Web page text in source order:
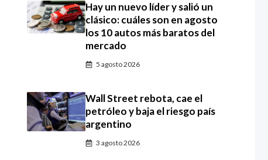
Hay un nuevo líder y salió un
clásico: cuáles son en agosto
los 10 autos más baratos del
mercado
5 agosto 2026
Wall Street rebota, cae el
petróleo y baja el riesgo país
argentino
3 agosto 2026